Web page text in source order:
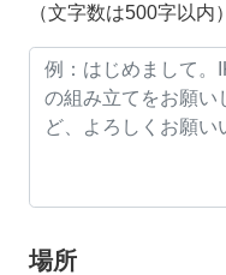
（文字数は500字以内）
場所